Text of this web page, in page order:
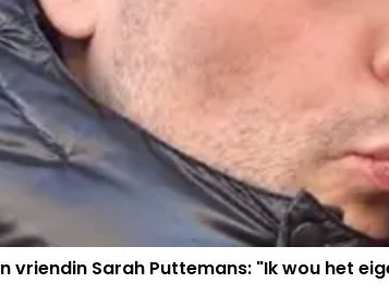
vriendin Sarah Puttemans: "Ik wou het